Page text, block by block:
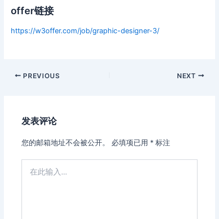
offer链接
https://w3offer.com/job/graphic-designer-3/
Post
PREVIOUS NEXT
发表评论
您的邮箱地址不会被公开。 必填项已用 * 标注